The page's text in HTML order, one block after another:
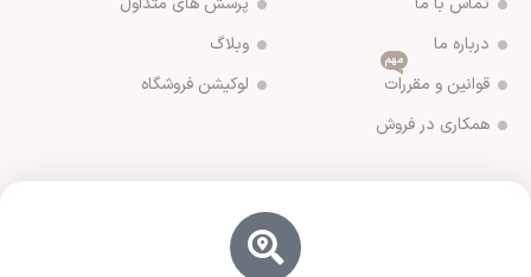
درباره ما
قوانین و مقررات
مهم
همکاری در فروش
وبلاگ
لوکیشن فروشگاه